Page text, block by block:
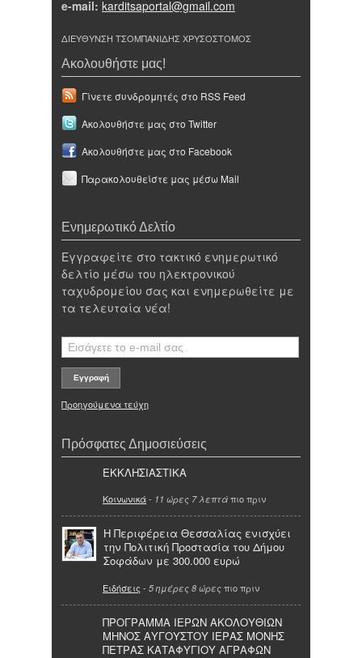
e-mail: karditsaportal@gmail.com
ΔΙΕΥΘΥΝΣΗ ΤΣΟΜΠΑΝΙΔΗΣ ΧΡΥΣΟΣΤΟΜΟΣ
Ακολουθήστε μας!
Γίνετε συνδρομητές στο RSS Feed
Ακολουθήστε μας στο Twitter
Ακολουθήστε μας στο Facebook
Παρακολουθείστε μας μέσω Mail
Ενημερωτικό Δελτίο
Εγγραφείτε στο τακτικό ενημερωτικό
δελτίο μέσω του ηλεκτρονικού
ταχυδρομείου σας και ενημερωθείτε με
τα τελευταία νέα!
Προηγούμενα τεύχη
Πρόσφατες Δημοσιεύσεις
ΕΚΚΛΗΣΙΑΣΤΙΚΑ
Κοινωνικά- 11 ώρες 7 λεπτά πιο πριν
Η Περιφέρεια Θεσσαλίας ενισχύει
την Πολιτική Προστασία του Δήμου
Σοφάδων με 300.000 ευρώ
Ειδήσεις - 5 ημέρες 8 ώρες πιο πριν
ΠΡΟΓΡΑΜΜΑ ΙΕΡΩΝ ΑΚΟΛΟΥΘΙΩΝ
ΜΗΝΟΣ ΑΥΓΟΥΣΤΟΥ ΙΕΡΑΣ ΜΟΝΗΣ
ΠΕΤΡΑΣ ΚΑΤΑΦΥΓΙΟΥ ΑΓΡΑΦΩΝ